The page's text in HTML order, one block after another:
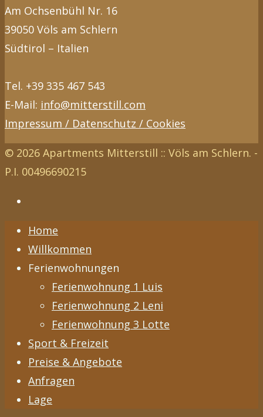
Am Ochsenbühl Nr. 16
39050 Völs am Schlern
Südtirol – Italien
Tel. +39 335 467 543
E-Mail: info@mitterstill.com
Impressum / Datenschutz / Cookies
© 2026 Apartments Mitterstill :: Völs am Schlern. -
P.I. 00496690215
Home
Willkommen
Ferienwohnungen
Ferienwohnung 1 Luis
Ferienwohnung 2 Leni
Ferienwohnung 3 Lotte
Sport & Freizeit
Preise & Angebote
Anfragen
Lage